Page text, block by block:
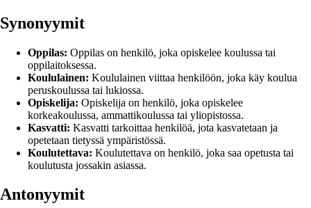
Synonyymit
Oppilas: Oppilas on henkilö, joka opiskelee koulussa tai
oppilaitoksessa.
Koululainen: Koululainen viittaa henkilöön, joka käy koulua
peruskoulussa tai lukiossa.
Opiskelija: Opiskelija on henkilö, joka opiskelee
korkeakoulussa, ammattikoulussa tai yliopistossa.
Kasvatti: Kasvatti tarkoittaa henkilöä, jota kasvatetaan ja
opetetaan tietyssä ympäristössä.
Koulutettava: Koulutettava on henkilö, joka saa opetusta tai
koulutusta jossakin asiassa.
Antonyymit